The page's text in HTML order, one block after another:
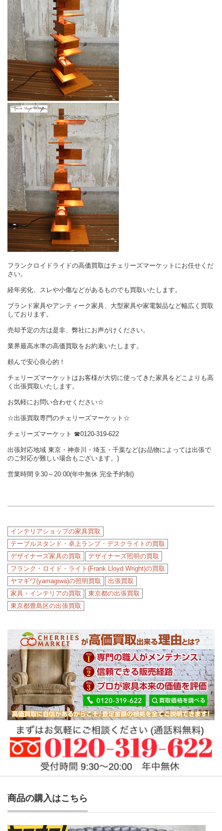
フランクロイドライドの高価買取はチェリーズマーケットにお任せくだ
さい。
経年劣化、スレや小傷などがあるものでも買取いたします。
ブランド家具やアンティーク家具、大型家具や家電製品など幅広く買取
しております。
売却予定の方は是非、弊社にお声がけください。
業界最高水準の高価買取をお約束いたします。
頼んで安心良心的！
チェリーズマーケットはお客様が大切に使ってきた家具をどこよりも高
く出張買取いたします。
お気軽にお問い合わせください☆
☆出張買取専門のチェリーズマーケット☆
チェリーズマーケット ☎︎0120-319-622
出張対応地域 東京・神奈川・埼玉・千葉など(お品物によっては出張で
のご対応が難しい場合もございます。)
営業時間 9:30～20:00(年中無休 完全予約制)
インテリアショップの家具買取
テーブルスタンド・卓上ランプ・デスクライトの買取
デザイナーズ家具の買取
デザイナーズ照明の買取
フランク・ロイド・ライト(Frank Lloyd Wright)の買取
ヤマギワ(yamagiwa)の照明買取
出張買取
家具・インテリアの買取
東京都の出張買取
東京都豊島区の出張買取
商品の購入はこちら